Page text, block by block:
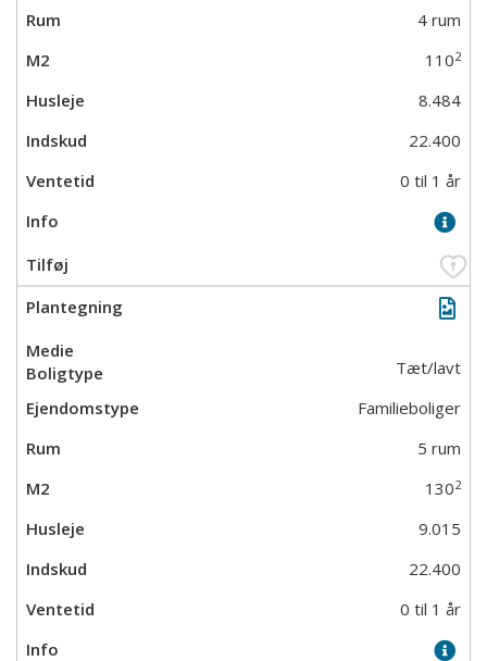
4 rum
1102
8.484
22.400
0 til 1 år
Tæt/lavt
Familieboliger
5 rum
1302
9.015
22.400
0 til 1 år